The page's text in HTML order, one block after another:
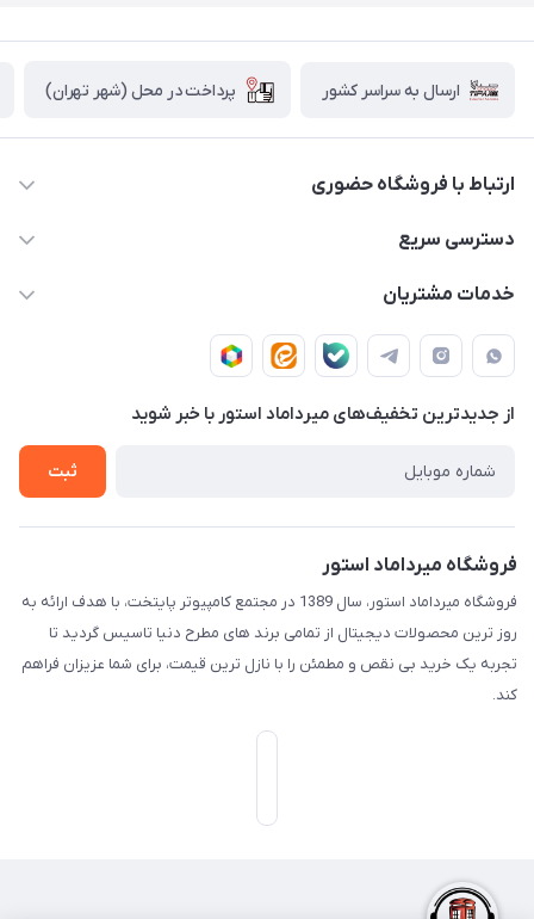
ارسال به سراسر کشور پرداخت در محل (شهر تهران)
ارتباط با فروشگاه حضوری
02188874370 - 02188874371
پایتخت - طبقه اول - واحد 172
دسترسی سریع
صـفـحـه اصـلـی
دربـاره مـیـردامـاد اسـتـور
خدمات مشتریان
قـوانـیـن و مـقـررات
روش هـای پـرداخـت
تـیـکـت بـه پـشـتـیـبـانـی
از جدید‌ترین تخفیف‌های میرداماد استور با‌ خبر شوید
ثبت
فروشگاه میرداماد استور
فروشگاه میرداماد استور، سال 1389 در مجتمع کامپیوتر پایتخت، با هدف ارائه به
روز ترین محصولات دیجیتال از تمامی برند های مطرح دنیا تاسیس گردید تا
تجربه یک خرید بی نقص و مطمئن را با نازل ترین قیمت، برای شما عزیزان فراهم
کند.